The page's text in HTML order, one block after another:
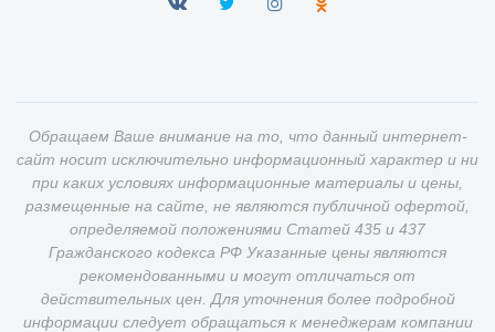
Обращаем Ваше внимание на то, что данный интернет-
сайт носит исключительно информационный характер и ни
при каких условиях информационные материалы и цены,
размещенные на сайте, не являются публичной офертой,
определяемой положениями Статей 435 и 437
Гражданского кодекса РФ Указанные цены являются
рекомендованными и могут отличаться от
действительных цен. Для уточнения более подробной
информации следует обращаться к менеджерам компании